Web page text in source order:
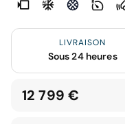
LIVRAISON
Sous 24 heures
12 799 €